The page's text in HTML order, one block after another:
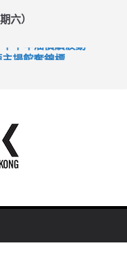
六）
半年油價續波動
場館奪錦標
取今屆任期內完成立法